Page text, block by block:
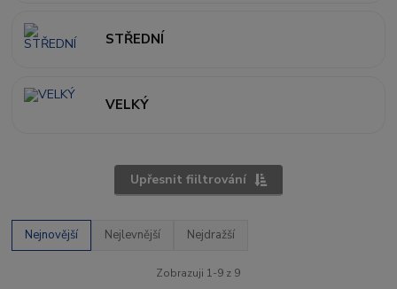
STŘEDNÍ
VELKÝ
Upřesnit fiiltrování
Nejnovější Nejlevnější Nejdražší
Zobrazuji 1-9 z 9